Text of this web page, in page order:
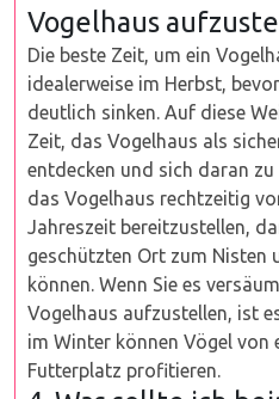
Vogelhaus
Die beste Zeit, um ein
idealerweise im Herbst,
deutlich sinken. Auf diese
Zeit, das Vogelhaus als
entdecken und sich daran
das Vogelhaus rechtzeitig
Jahreszeit bereitzustellen,
geschützten Ort zum Nisten
können. Wenn Sie es
Vogelhaus aufzustellen, ist
im Winter können Vögel von
Futterplatz profitieren.